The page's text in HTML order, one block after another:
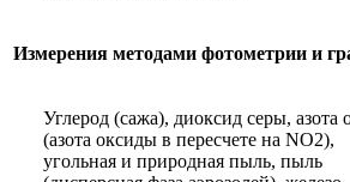
Измерения методами фотометрии и
Углерод (сажа), диоксид серы, азота
(азота оксиды в пересчете на NO2),
угольная и природная пыль, пыль